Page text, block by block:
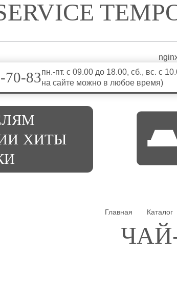
70-83пн.-пт. с 09.00 до 18.00, сб., вс. с
на сайте можно в любое время)
ХИТЫ
Главная Каталог